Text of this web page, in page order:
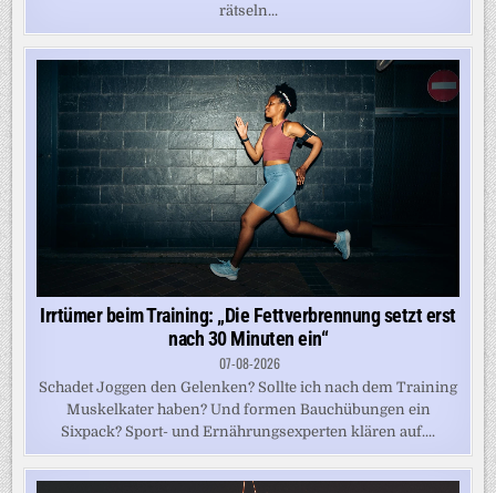
rätseln...
Irrtümer beim Training: „Die Fettverbrennung setzt erst
nach 30 Minuten ein“
07-08-2026
Schadet Joggen den Gelenken? Sollte ich nach dem Training
Muskelkater haben? Und formen Bauchübungen ein
Sixpack? Sport- und Ernährungsexperten klären auf....